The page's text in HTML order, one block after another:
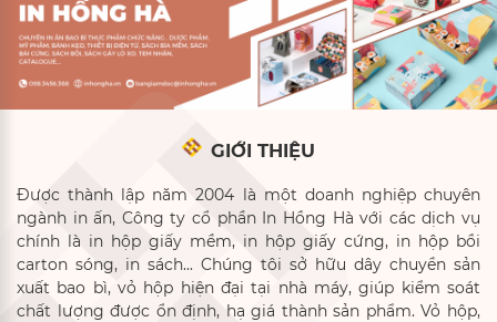
GIỚI THIỆU
Được thành lập năm 2004 là một doanh nghiệp chuyên
ngành in ấn, Công ty cổ phần In Hồng Hà với các dịch vụ
chính là in hộp giấy mềm, in hộp giấy cứng, in hộp bồi
carton sóng, in sách... Chúng tôi sở hữu dây chuyền sản
xuất bao bì, vỏ hộp hiện đại tại nhà máy, giúp kiểm soát
chất lượng được ổn định, hạ giá thành sản phẩm. Vỏ hộp,